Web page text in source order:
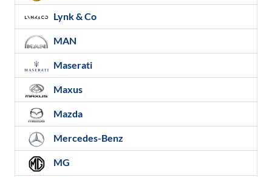
Lynk & Co
MAN
Maserati
Maxus
Mazda
Mercedes-Benz
MG